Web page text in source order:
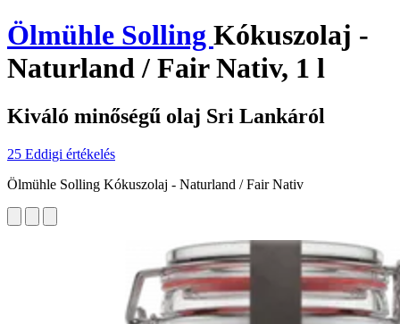
Ölmühle Solling Kókuszolaj -
Naturland / Fair Nativ, 1 l
Kiváló minőségű olaj Sri Lankáról
25 Eddigi értékelés
Ölmühle Solling Kókuszolaj - Naturland / Fair Nativ